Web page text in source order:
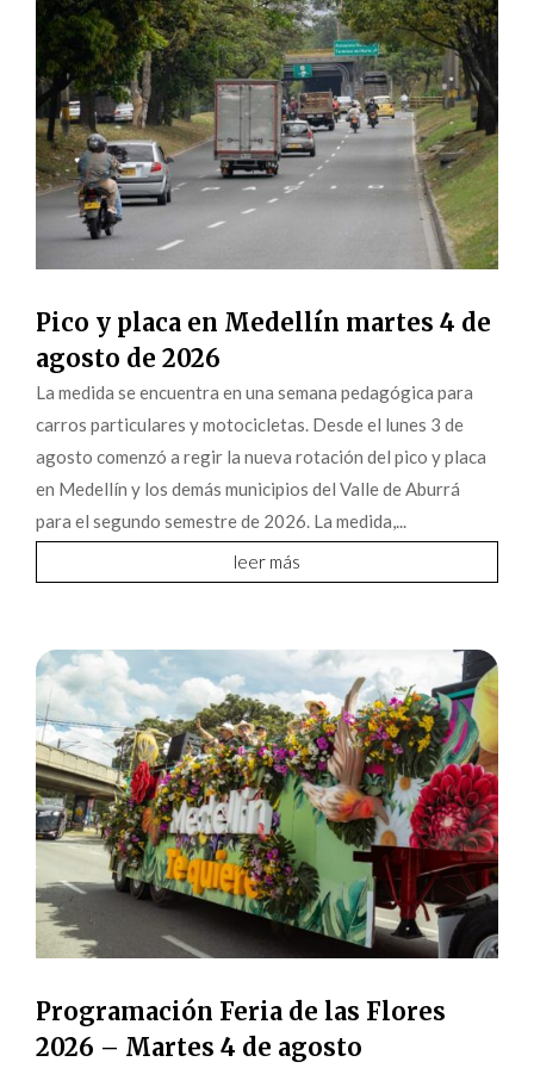
Pico y placa en Medellín martes 4 de
agosto de 2026
La medida se encuentra en una semana pedagógica para
carros particulares y motocicletas. Desde el lunes 3 de
agosto comenzó a regir la nueva rotación del pico y placa
en Medellín y los demás municipios del Valle de Aburrá
para el segundo semestre de 2026. La medida,...
leer más
Programación Feria de las Flores
2026 – Martes 4 de agosto